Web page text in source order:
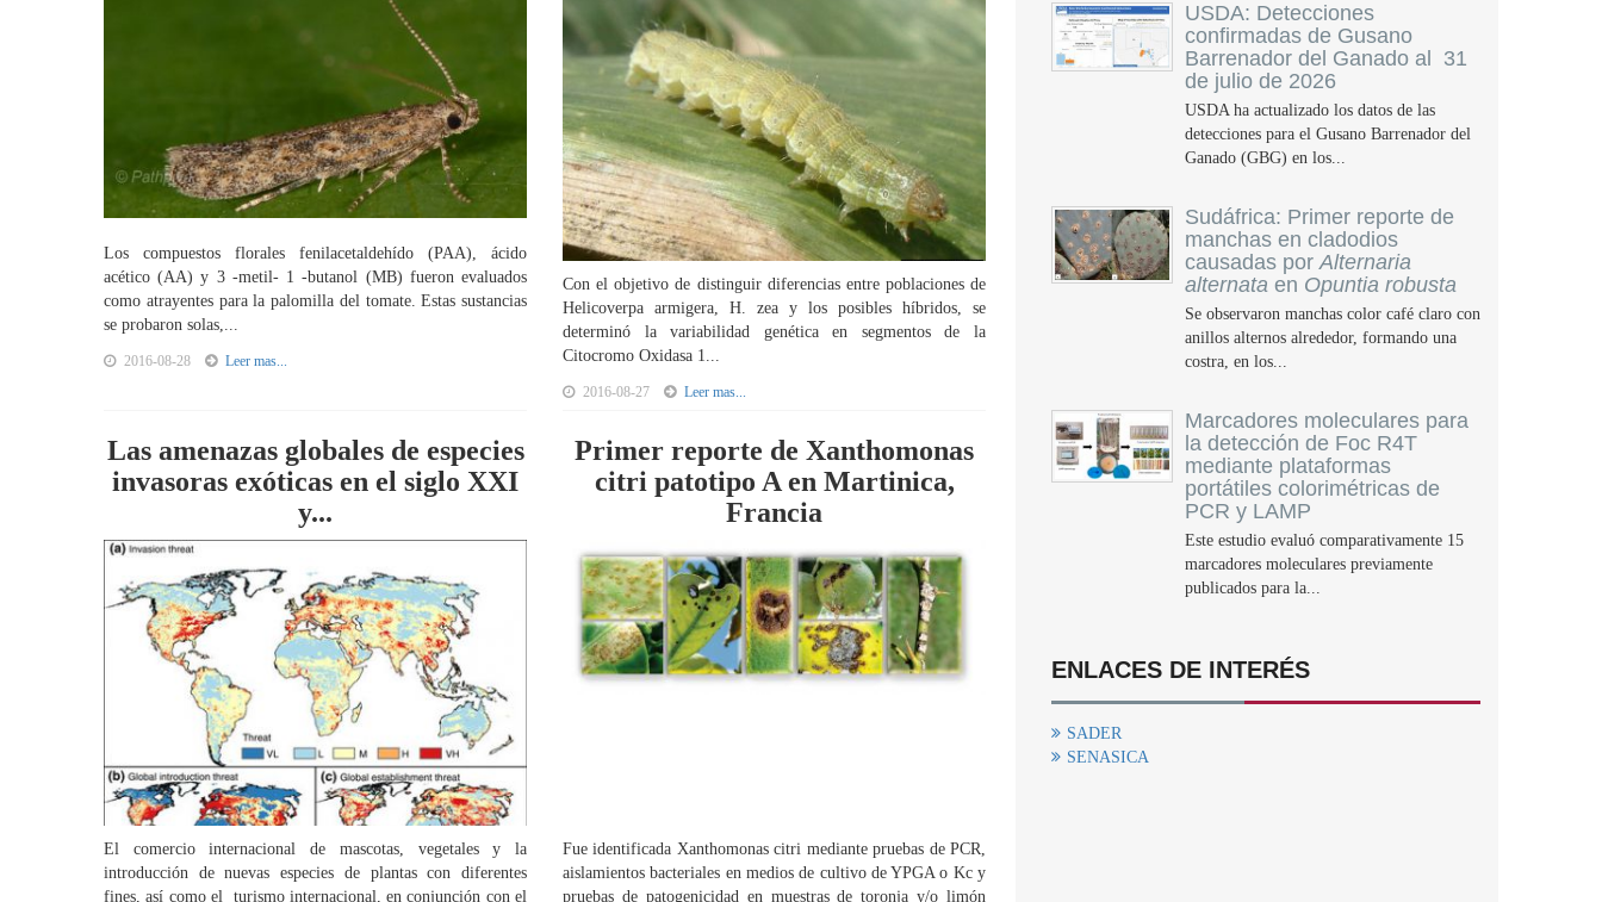
Los compuestos florales fenilacetaldehído (PAA), ácido
acético (AA) y 3 -metil- 1 -butanol (MB) fueron evaluados
como atrayentes para la palomilla del tomate. Estas sustancias
se probaron solas,...
2016-08-28 Leer mas...
Con el objetivo de distinguir diferencias entre poblaciones de
Helicoverpa armigera, H. zea y los posibles híbridos, se
determinó la variabilidad genética en segmentos de la
Citocromo Oxidasa 1...
2016-08-27 Leer mas...
Las amenazas globales de especies
invasoras exóticas en el siglo XXI
y...
El comercio internacional de mascotas, vegetales y la
introducción de nuevas especies de plantas con diferentes
fines, así como el turismo internacional, en conjunción con el
Primer reporte de Xanthomonas
citri patotipo A en Martinica,
Francia
Fue identificada Xanthomonas citri mediante pruebas de PCR,
aislamientos bacteriales en medios de cultivo de YPGA o Kc y
pruebas de patogenicidad en muestras de toronja y/o limón
USDA: Detecciones
confirmadas de Gusano
Barrenador del Ganado al 31
de julio de 2026
USDA ha actualizado los datos de las
detecciones para el Gusano Barrenador del
Ganado (GBG) en los...
Sudáfrica: Primer reporte de
manchas en cladodios
causadas porAlternaria
alternata en Opuntia robusta
Se observaron manchas color café claro con
anillos alternos alrededor, formando una
costra, en los...
Marcadores moleculares para
la detección de Foc R4T
mediante plataformas
portátiles colorimétricas de
PCR y LAMP
Este estudio evaluó comparativamente 15
marcadores moleculares previamente
publicados para la...
ENLACES DE INTERÉS
SADER
SENASICA